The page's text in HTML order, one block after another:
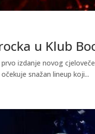
u Klub
izdanje novog
snažan lineup koji...